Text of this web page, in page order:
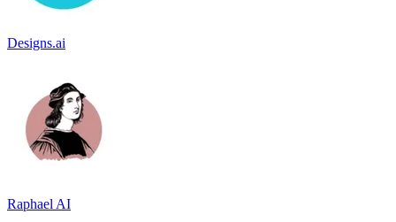
Designs.ai
Raphael AI